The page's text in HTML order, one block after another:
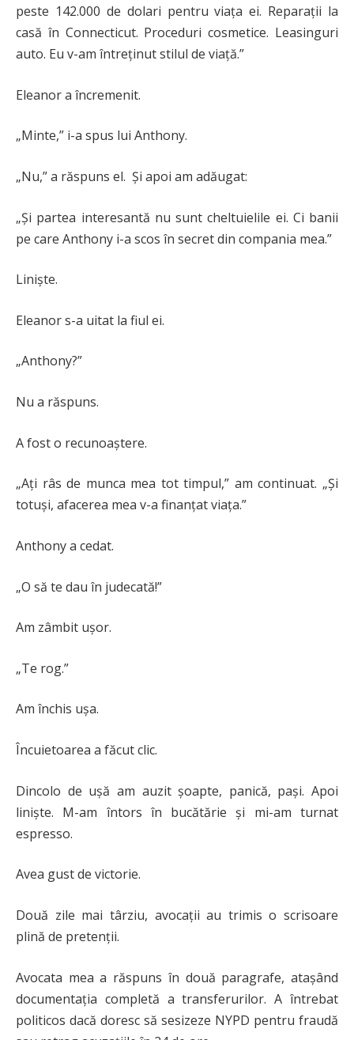
peste 142.000 de dolari pentru viața ei. Reparații la
casă în Connecticut. Proceduri cosmetice. Leasinguri
auto. Eu v-am întreținut stilul de viață.”
Eleanor a încremenit.
„Minte,” i-a spus lui Anthony.
„Nu,” a răspuns el. Și apoi am adăugat:
„Și partea interesantă nu sunt cheltuielile ei. Ci banii
pe care Anthony i-a scos în secret din compania mea.”
Liniște.
Eleanor s-a uitat la fiul ei.
„Anthony?”
Nu a răspuns.
A fost o recunoaștere.
„Ați râs de munca mea tot timpul,” am continuat. „Și
totuși, afacerea mea v-a finanțat viața.”
Anthony a cedat.
„O să te dau în judecată!”
Am zâmbit ușor.
„Te rog.”
Am închis ușa.
Încuietoarea a făcut clic.
Dincolo de ușă am auzit șoapte, panică, pași. Apoi
liniște. M-am întors în bucătărie și mi-am turnat
espresso.
Avea gust de victorie.
Două zile mai târziu, avocații au trimis o scrisoare
plină de pretenții.
Avocata mea a răspuns în două paragrafe, atașând
documentația completă a transferurilor. A întrebat
politicos dacă doresc să sesizeze NYPD pentru fraudă